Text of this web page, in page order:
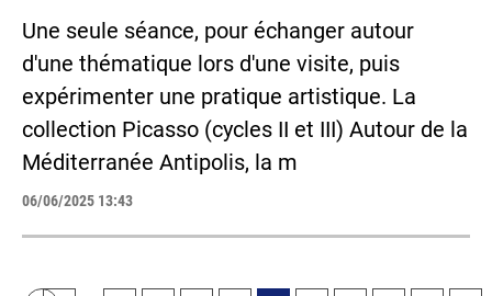
Une seule séance, pour échanger autour
d'une thématique lors d'une visite, puis
expérimenter une pratique artistique. La
collection Picasso (cycles II et III) Autour de la
Méditerranée Antipolis, la m
06/06/2025 13:43